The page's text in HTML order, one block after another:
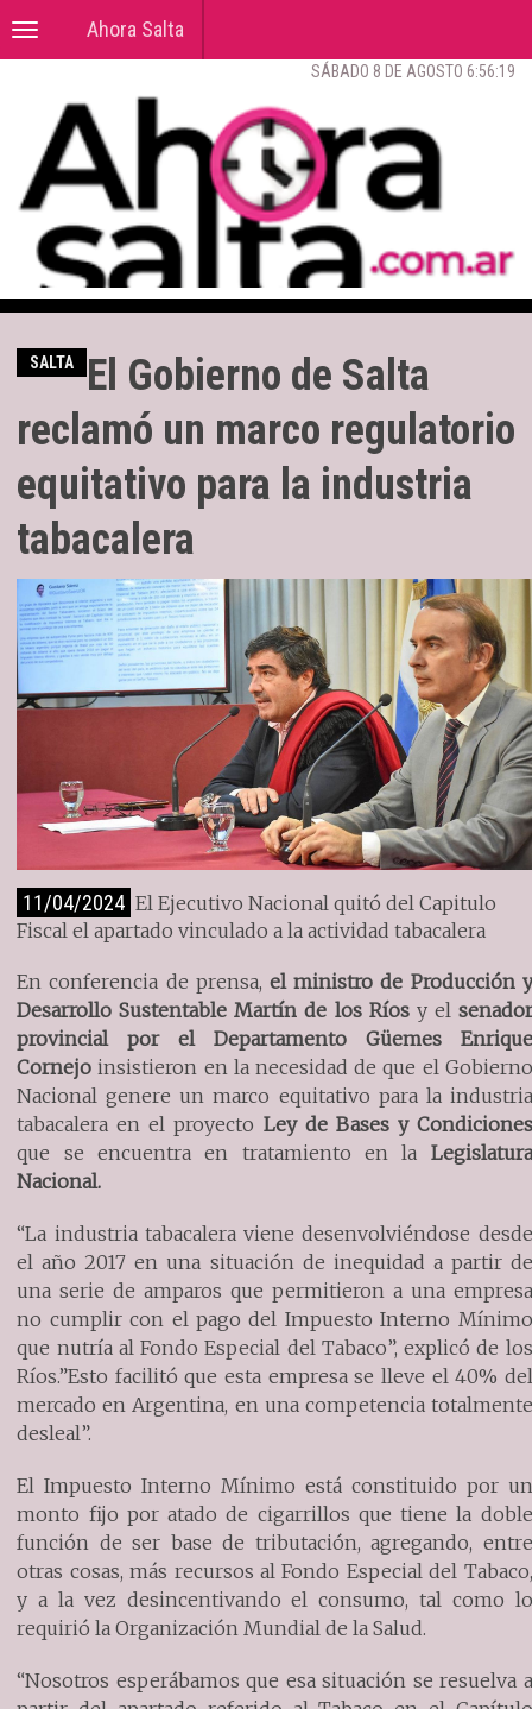
Toggle
navigation
Ahora Salta
SÁBADO 8 DE AGOSTO 6:56:20
SALTA
El Gobierno de Salta
reclamó un marco regulatorio
equitativo para la industria
tabacalera
11/04/2024 El Ejecutivo Nacional quitó del Capitulo
Fiscal el apartado vinculado a la actividad tabacalera
En conferencia de prensa, el ministro de Producción y
Desarrollo Sustentable Martín de los Ríosy el senador
provincial por el Departamento Güemes Enrique
Cornejo insistieron en la necesidad de que el Gobierno
Nacional genere un marco equitativo para la industria
tabacalera en el proyecto Ley de Bases y Condiciones
que se encuentra en tratamiento en la Legislatura
Nacional.
“La industria tabacalera viene desenvolviéndose desde
el año 2017 en una situación de inequidad a partir de
una serie de amparos que permitieron a una empresa
no cumplir con el pago del Impuesto Interno Mínimo
que nutría al Fondo Especial del Tabaco”, explicó de los
Ríos.”Esto facilitó que esta empresa se lleve el 40% del
mercado en Argentina, en una competencia totalmente
desleal”.
El Impuesto Interno Mínimo está constituido por un
monto fijo por atado de cigarrillos que tiene la doble
función de ser base de tributación, agregando, entre
otras cosas, más recursos al Fondo Especial del Tabaco,
y a la vez desincentivando el consumo, tal como lo
requirió la Organización Mundial de la Salud.
“Nosotros esperábamos que esa situación se resuelva a